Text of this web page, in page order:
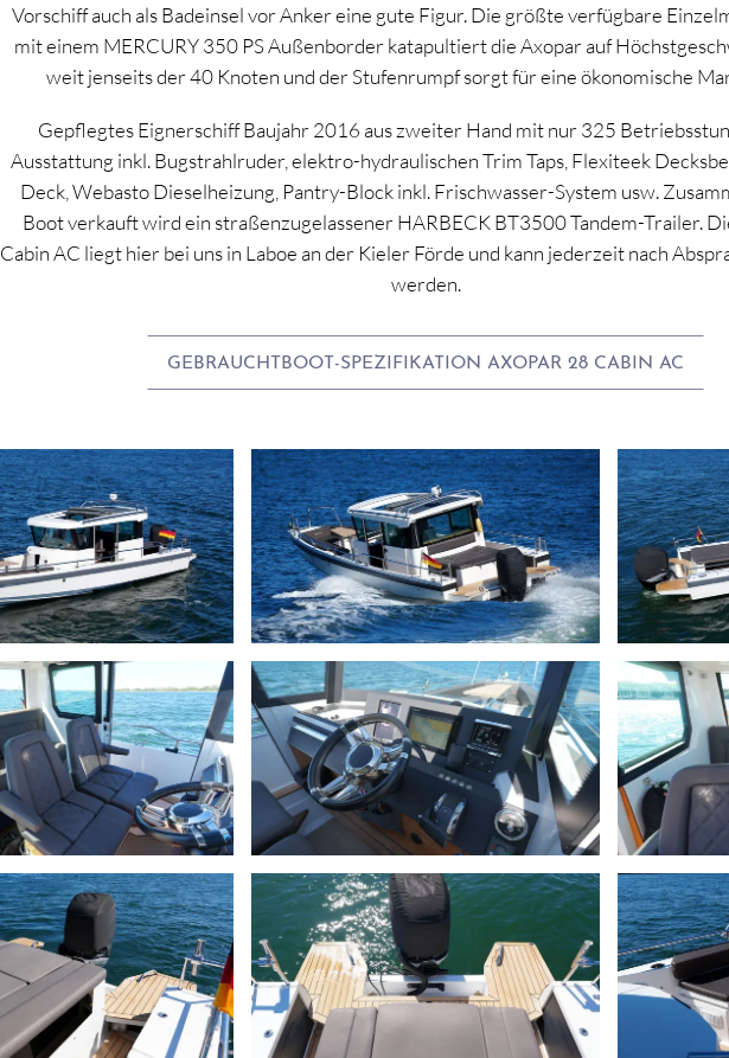
Vorschiff auch als Badeinsel vor Anker eine gute Figur. Die größte verfügbare
mit einem MERCURY 350 PS Außenborder katapultiert die Axopar auf
weit jenseits der 40 Knoten und der Stufenrumpf sorgt für eine ökonomische
Gepflegtes Eignerschiff Baujahr 2016 aus zweiter Hand mit nur 325
Ausstattung inkl. Bugstrahlruder, elektro-hydraulischen Trim Taps, Flexiteek
Deck, Webasto Dieselheizung, Pantry-Block inkl. Frischwasser-System usw.
Boot verkauft wird ein straßenzugelassener HARBECK BT3500 Tandem-Trailer.
Cabin AC liegt hier bei uns in Laboe an der Kieler Förde und kann jederzeit nach
werden.
GEBRAUCHTBOOT-SPEZIFIKATION AXOPAR 28 CABIN AC